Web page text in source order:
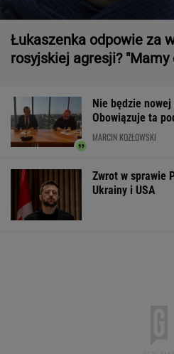
Łukaszenka odpowie za
rosyjskiej agresji? "Mamy
Nie będzie nowej
Obowiązuje ta
MARCIN KOZŁOWSKI
Zwrot w sprawie
Ukrainy i USA